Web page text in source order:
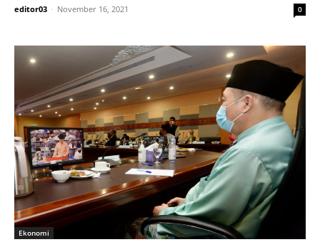
editor03 - November 16, 2021 0
Ekonomi